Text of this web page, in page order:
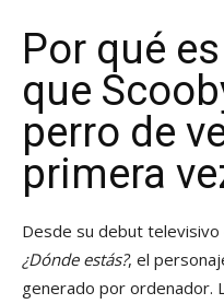
Por qué
que
perro de
primera
Desde su debut televisivo
¿Dónde estás?, el
generado por ordenador.